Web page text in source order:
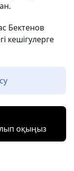
Бектенов
кешігулерге
оқыңыз